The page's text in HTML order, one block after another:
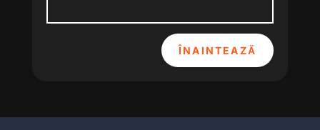
ÎNAINTEAZĂ